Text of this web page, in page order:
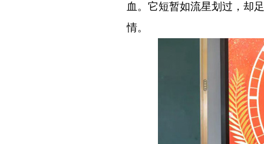
血。它短暂如流星划过，却
情。